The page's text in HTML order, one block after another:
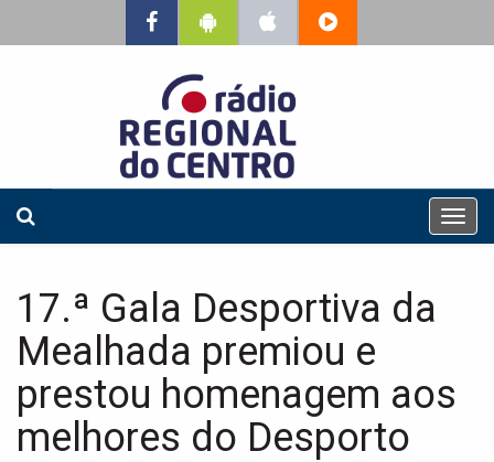
T
o
v
17.ª Gala Desportiva da
Mealhada premiou e
prestou homenagem aos
melhores do Desporto